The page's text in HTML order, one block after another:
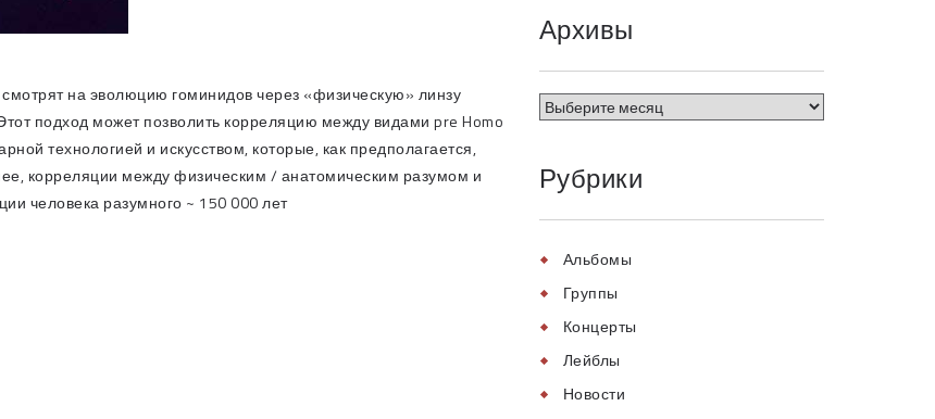
на эволюцию гоминидов через «физическую» линзу
подход может позволить корреляцию между видами pre Homo
технологией и искусством, которые, как предполагается,
корреляции между физическим / анатомическим разумом и
человека разумного ~ 150 000 лет
Архивы
Рубрики
Альбомы
Группы
Концерты
Лейблы
Новости